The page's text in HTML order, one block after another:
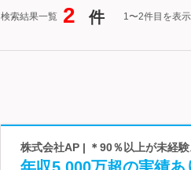
検索結果一覧 2 件 1〜2件目を表
株式会社AP | ＊90％以上が未経